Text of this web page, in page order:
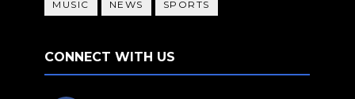
MUSIC NEWS SPORTS
CONNECT WITH US